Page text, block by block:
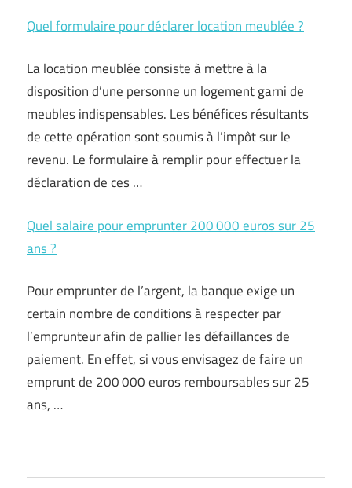
Quel formulaire pour déclarer location meublée ?
La location meublée consiste à mettre à la
disposition d’une personne un logement garni de
meubles indispensables. Les bénéfices résultants
de cette opération sont soumis à l’impôt sur le
revenu. Le formulaire à remplir pour effectuer la
déclaration de ces …
Quel salaire pour emprunter 200 000 euros sur 25
ans ?
Pour emprunter de l’argent, la banque exige un
certain nombre de conditions à respecter par
l’emprunteur afin de pallier les défaillances de
paiement. En effet, si vous envisagez de faire un
emprunt de 200 000 euros remboursables sur 25
ans, …